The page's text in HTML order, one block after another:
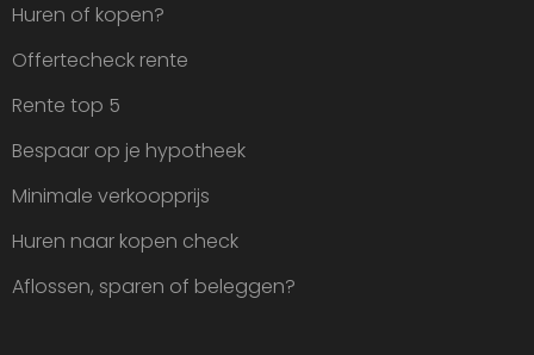
Huren of kopen?
Offertecheck rente
Rente top 5
Bespaar op je hypotheek
Minimale verkoopprijs
Huren naar kopen check
Aflossen, sparen of beleggen?